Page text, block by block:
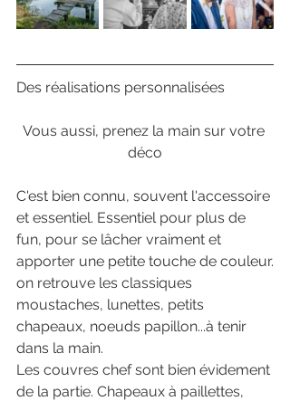
Des réalisations personnalisées
Vous aussi, prenez la main sur votre
déco
C'est bien connu, souvent l'accessoire
et essentiel. Essentiel pour plus de
fun, pour se lâcher vraiment et
apporter une petite touche de couleur.
on retrouve les classiques
moustaches, lunettes, petits
chapeaux, noeuds papillon...à tenir
dans la main.
Les couvres chef sont bien évidement
de la partie. Chapeaux à paillettes,